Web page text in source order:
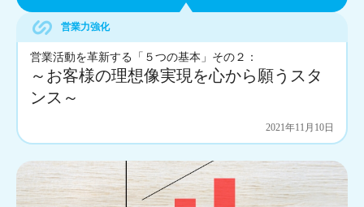
営業力強化
営業活動を革新する「５つの基本」その２：
～お客様の理想像実現を心から願うスタ
ンス～
2021年11月10日